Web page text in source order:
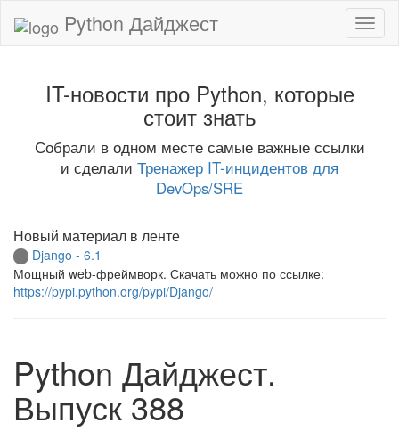
Python Дайджест
IT-новости про Python, которые
стоит знать
Собрали в одном месте самые важные ссылки
и сделали Тренажер IT-инцидентов для
DevOps/SRE
Новый материал в ленте
Django - 6.1
Мощный web-фреймворк. Скачать можно по ссылке:
https://pypi.python.org/pypi/Django/
Python Дайджест.
Выпуск 388